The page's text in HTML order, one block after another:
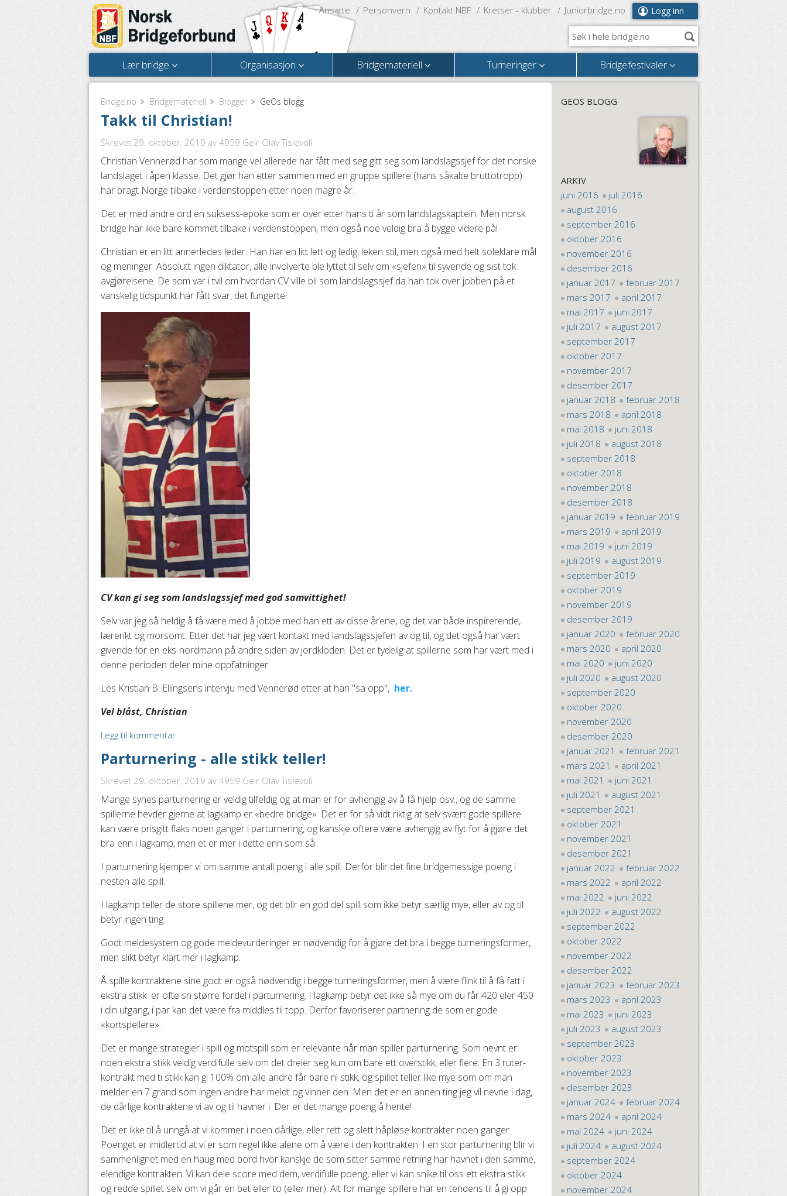
Logg inn
Ansatte Personvern Kontakt NBF Kretser - klubber Juniorbridge.no
Lær bridge Organisasjon Bridgemateriell Turneringer Bridgefestivaler
Bridge.no Bridgemateriell Blogger GeOs blogg
Takk til Christian!
Skrevet 29. oktober, 2019 av 4959 Geir Olav Tislevoll
Christian Vennerød har som mange vel allerede har fått med seg gitt seg som landslagssjef for det norske
landslaget i åpen klasse. Det gjør han etter sammen med en gruppe spillere (hans såkalte bruttotropp)
har bragt Norge tilbake i verdenstoppen etter noen magre år.
Det er med andre ord en suksess-epoke som er over etter hans ti år som landslagskaptein. Men norsk
bridge har ikke bare kommet tilbake i verdenstoppen, men også noe veldig bra å bygge videre på!
Christian er en litt annerledes leder. Han har en litt lett og ledig, leken stil, men også med helt soleklare mål
og meninger. Absolutt ingen diktator, alle involverte ble lyttet til selv om «sjefen» til syvende og sist tok
avgjørelsene. De som var i tvil om hvordan CV ville bli som landslagssjef da han tok over jobben på et
vanskelig tidspunkt har fått svar, det fungerte!
CV kan gi seg som landslagssjef med god samvittighet!
Selv var jeg så heldig å få være med å jobbe med han ett av disse årene, og det var både inspirerende,
lærerikt og morsomt. Etter det har jeg vært kontakt med landslagssjefen av og til, og det også har vært
givende for en eks-nordmann på andre siden av jordkloden. Det er tydelig at spillerne som har vært med i
denne perioden deler mine oppfatninger.
Les Kristian B. Ellingsens intervju med Vennerød etter at han "sa opp", her.
Vel blåst, Christian
Legg til kommentar
Parturnering - alle stikk teller!
Skrevet 29. oktober, 2019 av 4959 Geir Olav Tislevoll
Mange synes parturnering er veldig tilfeldig og at man er for avhengig av å få hjelp osv., og de samme
spillerne hevder gjerne at lagkamp er «bedre bridge». Det er for så vidt riktig at selv svært gode spillere
kan være prisgitt flaks noen ganger i parturnering, og kanskje oftere være avhengig av flyt for å gjøre det
bra enn i lagkamp, men et er mer i dette enn som så.
I parturnering kjemper vi om samme antall poeng i alle spill. Derfor blir det fine bridgemessige poeng i
nesten alle spill.
I lagkamp teller de store spillene mer, og det blir en god del spill som ikke betyr særlig mye, eller av og til
betyr ingen ting.
Godt meldesystem og gode meldevurderinger er nødvendig for å gjøre det bra i begge turneringsformer,
men slikt betyr klart mer i lagkamp.
Å spille kontraktene sine godt er også nødvendig i begge turneringsformer, men å være flink til å få fatt i
ekstra stikk er ofte sn større fordel i parturnering. I lagkamp betyr det ikke så mye om du får 420 eler 450
i din utgang, i par kan det være fra middles til topp. Derfor favoriserer partnering de som er gode
«kortspellere».
Det er mange strategier i spill og motspill som er relevante når man spiller parturnering. Som nevnt er
noen ekstra stikk veldig verdifulle selv om det dreier seg kun om bare ett overstikk, eller flere. En 3 ruter-
kontrakt med ti stikk kan gi 100% om alle andre får bare ni stikk, og spillet teller like mye som om man
melder en 7 grand som ingen andre har meldt og vinner den. Men det er en annen ting jeg vil nevne i dag,
de dårlige kontraktene vi av og til havner i. Der er det mange poeng å hente!
Det er ikke til å unngå at vi kommer i noen dårlige, eller rett og slett håpløse kontrakter noen ganger.
Poenget er imidlertid at vi er som regel ikke alene om å være i den kontrakten. I en stor parturnering blir vi
sammenlignet med en haug med bord hvor kanskje de som sitter samme retning har havnet i den samme,
elendige kontrakten. Vi kan dele score med dem, verdifulle poeng, eller vi kan snike til oss ett ekstra stikk
og redde spillet selv om vi går en bet eller to (eller mer). Alt for mange spillere har en tendens til å gi opp
GEOS BLOGG
ARKIV
juni 2016
juli 2016
august 2016
september 2016
oktober 2016
november 2016
desember 2016
januar 2017
februar 2017
mars 2017
april 2017
mai 2017
juni 2017
juli 2017
august 2017
september 2017
oktober 2017
november 2017
desember 2017
januar 2018
februar 2018
mars 2018
april 2018
mai 2018
juni 2018
juli 2018
august 2018
september 2018
oktober 2018
november 2018
desember 2018
januar 2019
februar 2019
mars 2019
april 2019
mai 2019
juni 2019
juli 2019
august 2019
september 2019
oktober 2019
november 2019
desember 2019
januar 2020
februar 2020
mars 2020
april 2020
mai 2020
juni 2020
juli 2020
august 2020
september 2020
oktober 2020
november 2020
desember 2020
januar 2021
februar 2021
mars 2021
april 2021
mai 2021
juni 2021
juli 2021
august 2021
september 2021
oktober 2021
november 2021
desember 2021
januar 2022
februar 2022
mars 2022
april 2022
mai 2022
juni 2022
juli 2022
august 2022
september 2022
oktober 2022
november 2022
desember 2022
januar 2023
februar 2023
mars 2023
april 2023
mai 2023
juni 2023
juli 2023
august 2023
september 2023
oktober 2023
november 2023
desember 2023
januar 2024
februar 2024
mars 2024
april 2024
mai 2024
juni 2024
juli 2024
august 2024
september 2024
oktober 2024
november 2024